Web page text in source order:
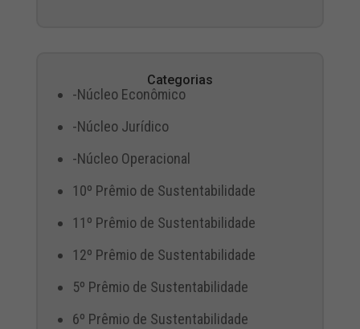
Categorias
-Núcleo Econômico
-Núcleo Jurídico
-Núcleo Operacional
10º Prêmio de Sustentabilidade
11º Prêmio de Sustentabilidade
12º Prêmio de Sustentabilidade
5º Prêmio de Sustentabilidade
6º Prêmio de Sustentabilidade